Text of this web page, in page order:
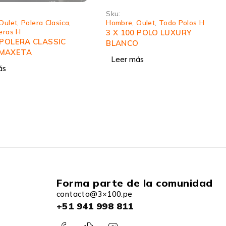
Todo Polos H
LUXURY
Sku:
Hombre ,Jogger Forest,Oulet
Todo Jogger H
3 X 100 JOGGER FOREST
Forma parte de la comunidad
contacto@3×100.pe
+51 941 998 811